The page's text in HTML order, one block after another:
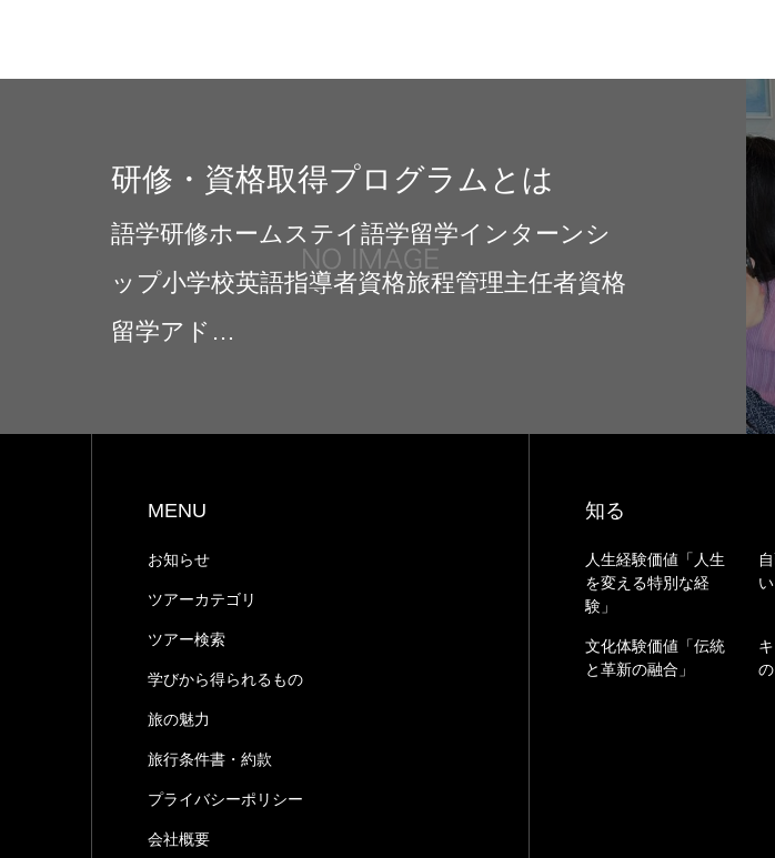
研修・資格取得プログラムとは
語学研修ホームステイ語学留学インターンシ
ップ小学校英語指導者資格旅程管理主任者資格
留学アド…
MENU
お知らせ
ツアーカテゴリ
ツアー検索
学びから得られるもの
旅の魅力
旅⾏条件書・約款
プライバシーポリシー
会社概要
知る
人生経験価値「人生
を変える特別な経
験」
文化体験価値「伝統
と革新の融合」